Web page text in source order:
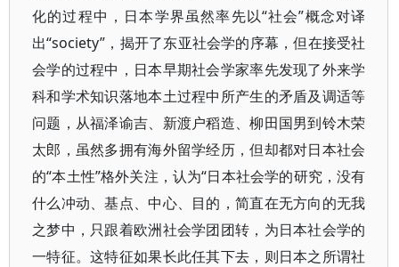
化的过程中，日本学界虽然率先以“社会”概念对译
出“society”，揭开了东亚社会学的序幕，但在接受社
会学的过程中，日本早期社会学家率先发现了外来学
科和学术知识落地本土过程中所产生的矛盾及调适等
问题，从福泽谕吉、新渡户稻造、柳田国男到铃木荣
太郎，虽然多拥有海外留学经历，但却都对日本社会
的“本土性”格外关注，认为“日本社会学的研究，没有
什么冲动、基点、中心、目的，简直在无方向的无我
之梦中，只跟着欧洲社会学团团转，为日本社会学的
一特征。这特征如果长此任其下去，则日本之所谓社